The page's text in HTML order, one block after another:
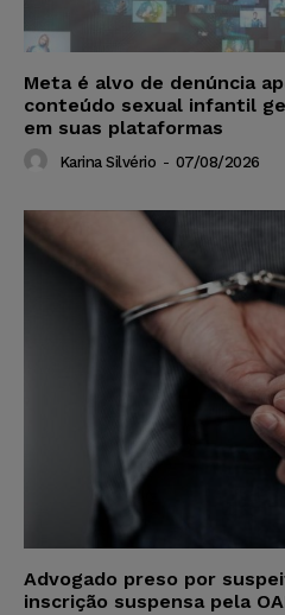
Meta é alvo de denúncia
conteúdo sexual infantil
em suas plataformas
Karina Silvério - 07/08/2026
Advogado preso por
inscrição suspensa pela